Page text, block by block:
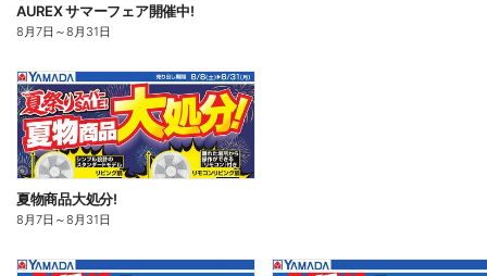
AUREX サマーフェア開催中!
8月7日 ～8月31日
夏物商品大処分!
8月7日 ～8月31日